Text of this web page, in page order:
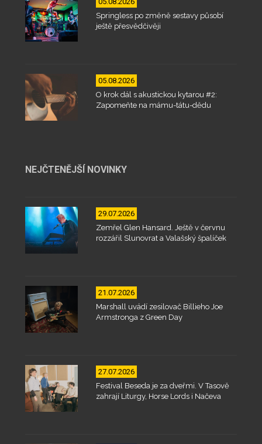
Springless po změně sestavy působí
ještě přesvědčivěji
05.08.2026
O krok dál s akustickou kytarou #2:
Zapomeňte na mámu-tátu-dědu
NEJČTENĚJŠÍ NOVINKY
29.07.2026
Zemřel Glen Hansard. Ještě v červnu
rozzářil Slunovrat a Valašský špalíček
21.07.2026
Marshall uvádí zesilovač Billieho Joe
Armstronga z Green Day
27.07.2026
Festival Beseda je za dveřmi. V Tasově
zahrají Liturgy, Horse Lords i Načeva